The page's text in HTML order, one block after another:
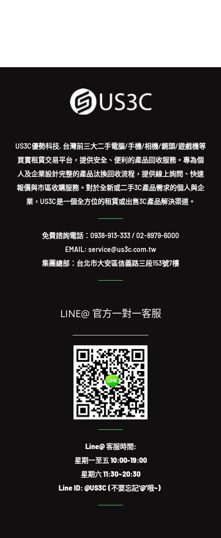
買賣租賃交易平台，提供安全、便利的產品回收服務。專為個
人及企業設計完整的產品汰換回收流程，提供線上詢問、快速
報價與市區收購服務。對於全新或二手3C產品需求的個人與企
業，US3C是一個全方位的租賃或出售3C產品解決渠道。
0938-913-333
EMAIL: service@us3c.com.tw
集團總部：台北市大安區信義路三段153號7樓
Line@ 客服時間:
星期一至五 10:00-19:00
星期六 11:30~20:30
Line ID: @US3C (不要忘記‘@’哦~)